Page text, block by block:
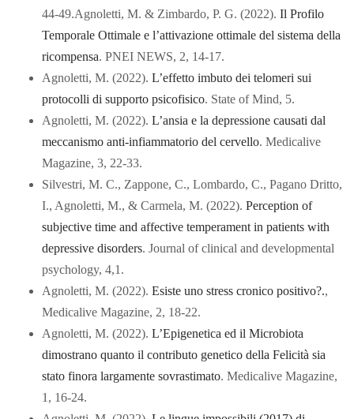
44-49.Agnoletti, M. & Zimbardo, P. G. (2022).Il Profilo
Temporale Ottimale e l’attivazione ottimale del sistema della
ricompensa. PNEI NEWS, 2, 14-17.
Agnoletti, M. (2022).L’effetto imbuto dei telomeri sui
protocolli di supporto psicofisico. State of Mind, 5.
Agnoletti, M. (2022).L’ansia e la depressione causati dal
meccanismo anti-infiammatorio del cervello. Medicalive
Magazine, 3, 22-33.
Silvestri, M. C., Zappone, C., Lombardo, C., Pagano Dritto,
I., Agnoletti, M., & Carmela, M. (2022).Perception of
subjective time and affective temperament in patients with
depressive disorders. Journal of clinical and developmental
psychology, 4,1.
Agnoletti, M. (2022).Esiste uno stress cronico positivo?.,
Medicalive Magazine, 2, 18-22.
Agnoletti, M. (2022).L’Epigenetica ed il Microbiota
dimostrano quanto il contributo genetico della Felicità sia
stato finora largamente sovrastimato. Medicalive Magazine,
1, 16-24.